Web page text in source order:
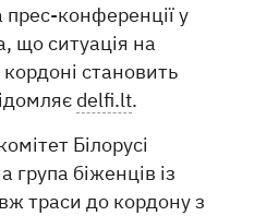
конференції у
що ситуація на
становить
delfi.lt.
Білорусі
група біженців із
траси до кордону з